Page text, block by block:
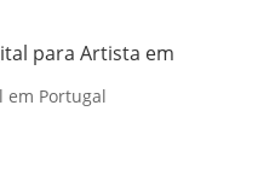
para Artista em
em Portugal